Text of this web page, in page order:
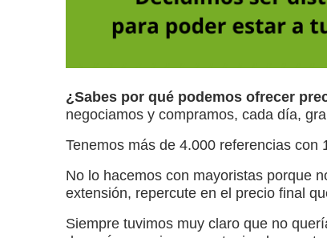
¿Sabes por qué podemos ofrecer
negociamos y compramos, cada día,
Tenemos más de 4.000 referencias
No lo hacemos con mayoristas porque
extensión, repercute en el precio final
Siempre tuvimos muy claro que no